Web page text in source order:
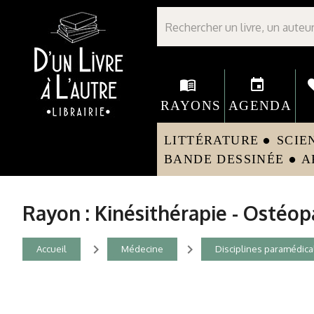
Librairie D'un livre à l'autre - Avranches
menu_book
RAYONS
event
AGENDA
LITTÉRATURE circle
BANDE DESSINÉE
circle
Rayon : Kinésithérapie -
Accueil navigate_next Médecine navigate_next Disciplines